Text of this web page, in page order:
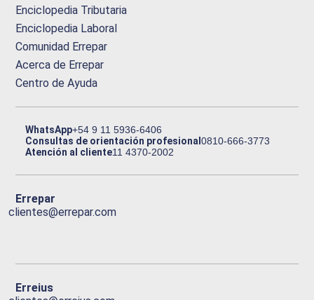
Enciclopedia Tributaria
Enciclopedia Laboral
Comunidad Errepar
Acerca de Errepar
Centro de Ayuda
WhatsApp+54 9 11 5936-6406
Consultas de orientación profesional0810-666-3773
Atención al cliente11 4370-2002
Errepar
clientes@errepar.com
Erreius